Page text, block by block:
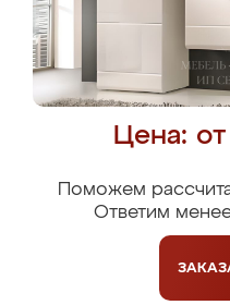
Цена:
Поможем
Ответим